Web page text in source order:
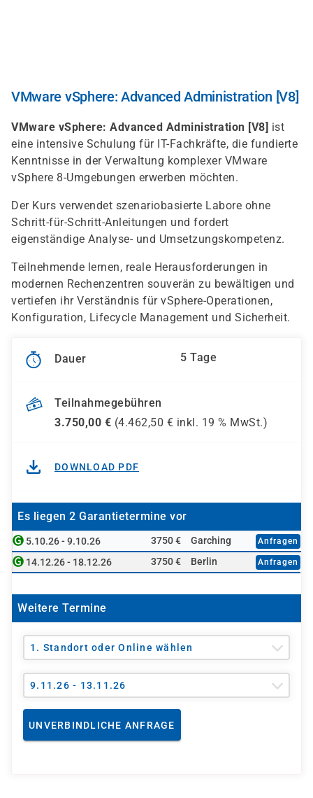
VMware vSphere: Advanced Administration [V8]
VMware vSphere: Advanced Administration [V8] ist
eine intensive Schulung für IT-Fachkräfte, die fundierte
Kenntnisse in der Verwaltung komplexer VMware
vSphere 8-Umgebungen erwerben möchten.
Der Kurs verwendet szenariobasierte Labore ohne
Schritt-für-Schritt-Anleitungen und fordert
eigenständige Analyse- und Umsetzungskompetenz.
Teilnehmende lernen, reale Herausforderungen in
modernen Rechenzentren souverän zu bewältigen und
vertiefen ihr Verständnis für vSphere-Operationen,
Konfiguration, Lifecycle Management und Sicherheit.
Dauer 5 Tage
Teilnahmegebühren
3.750,00 € (4.462,50 € inkl. 19 % MwSt.)
DOWNLOAD PDF
Es liegen 2 Garantietermine vor
5.10.26 - 9.10.26 3750 € Garching Anfragen
14.12.26 - 18.12.26 3750 € Berlin Anfragen
Weitere Termine
1. Standort oder Online wählen
9.11.26 - 13.11.26
UNVERBINDLICHE ANFRAGE